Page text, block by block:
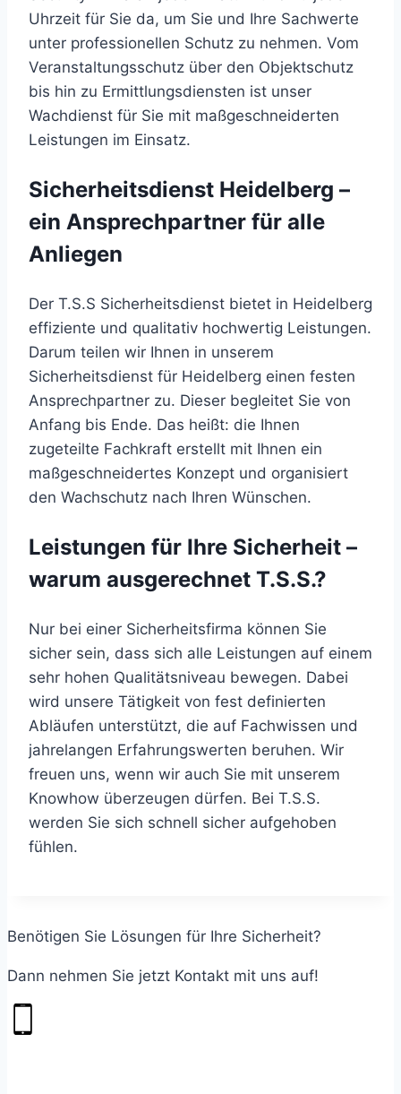
Uhrzeit für Sie da, um Sie und Ihre Sachwerte
unter professionellen Schutz zu nehmen. Vom
Veranstaltungsschutz über den Objektschutz
bis hin zu Ermittlungsdiensten ist unser
Wachdienst für Sie mit maßgeschneiderten
Leistungen im Einsatz.
Sicherheitsdienst Heidelberg –
ein Ansprechpartner für alle
Anliegen
Der T.S.S Sicherheitsdienst bietet in Heidelberg
effiziente und qualitativ hochwertig Leistungen.
Darum teilen wir Ihnen in unserem
Sicherheitsdienst für Heidelberg einen festen
Ansprechpartner zu. Dieser begleitet Sie von
Anfang bis Ende. Das heißt: die Ihnen
zugeteilte Fachkraft erstellt mit Ihnen ein
maßgeschneidertes Konzept und organisiert
den Wachschutz nach Ihren Wünschen.
Leistungen für Ihre Sicherheit –
warum ausgerechnet T.S.S.?
Nur bei einer Sicherheitsfirma können Sie
sicher sein, dass sich alle Leistungen auf einem
sehr hohen Qualitätsniveau bewegen. Dabei
wird unsere Tätigkeit von fest definierten
Abläufen unterstützt, die auf Fachwissen und
jahrelangen Erfahrungswerten beruhen. Wir
freuen uns, wenn wir auch Sie mit unserem
Knowhow überzeugen dürfen. Bei T.S.S.
werden Sie sich schnell sicher aufgehoben
fühlen.
Benötigen Sie Lösungen für Ihre Sicherheit?
Dann nehmen Sie jetzt Kontakt mit uns auf!